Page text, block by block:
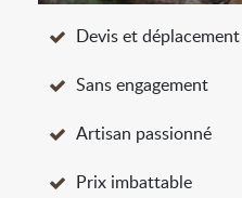
Devis et
Sans engagement
Artisan passionné
Prix imbattable